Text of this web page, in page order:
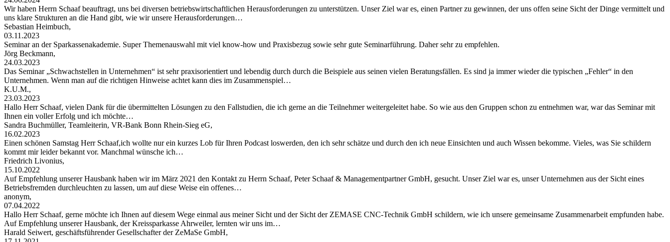
Wir haben Herrn Schaaf beauftragt, uns bei diversen betriebswirtschaftlichen Herausforderungen zu unterstützen. Unser Ziel war es, einen Partner zu gewinnen, der uns offen seine Sicht der Dinge vermittelt und
uns klare Strukturen an die Hand gibt, wie wir unsere Herausforderungen…
Sebastian Heimbuch,
03.11.2023
Seminar an der Sparkassenakademie. Super Themenauswahl mit viel know-how und Praxisbezug sowie sehr gute Seminarführung. Daher sehr zu empfehlen.
Jörg Beckmann,
24.03.2023
Das Seminar „Schwachstellen in Unternehmen“ ist sehr praxisorientiert und lebendig durch durch die Beispiele aus seinen vielen Beratungsfällen. Es sind ja immer wieder die typischen „Fehler“ in den
Unternehmen. Wenn man auf die richtigen Hinweise achtet kann dies im Zusammenspiel…
K.U.M.,
23.03.2023
Hallo Herr Schaaf, vielen Dank für die übermittelten Lösungen zu den Fallstudien, die ich gerne an die Teilnehmer weitergeleitet habe. So wie aus den Gruppen schon zu entnehmen war, war das Seminar mit
Ihnen ein voller Erfolg und ich möchte…
Sandra Buchmüller, Teamleiterin, VR-Bank Bonn Rhein-Sieg eG,
16.02.2023
Einen schönen Samstag Herr Schaaf,ich wollte nur ein kurzes Lob für Ihren Podcast loswerden, den ich sehr schätze und durch den ich neue Einsichten und auch Wissen bekomme. Vieles, was Sie schildern
kommt mir leider bekannt vor. Manchmal wünsche ich…
Friedrich Livonius,
15.10.2022
Auf Empfehlung unserer Hausbank haben wir im März 2021 den Kontakt zu Herrn Schaaf, Peter Schaaf & Managementpartner GmbH, gesucht. Unser Ziel war es, unser Unternehmen aus der Sicht eines
Betriebsfremden durchleuchten zu lassen, um auf diese Weise ein offenes…
anonym,
07.04.2022
Hallo Herr Schaaf, gerne möchte ich Ihnen auf diesem Wege einmal aus meiner Sicht und der Sicht der ZEMASE CNC-Technik GmbH schildern, wie ich unsere gemeinsame Zusammenarbeit empfunden habe.
Auf Empfehlung unserer Hausbank, der Kreissparkasse Ahrweiler, lernten wir uns im…
Harald Seiwert, geschäftsführender Gesellschafter der ZeMaSe GmbH,